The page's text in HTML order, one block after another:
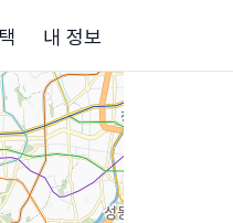
내 정보